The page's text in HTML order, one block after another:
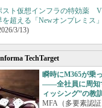
スト仮想インフラの特効薬
を超える「Newオンプレミス
3/13)
TechTarget
瞬時にM365が乗
――全社員に周知
ィッシング”の教訓
MFA（多要素認